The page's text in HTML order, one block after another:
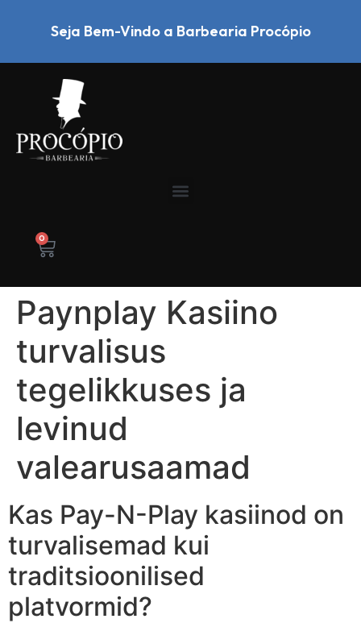
Seja Bem-Vindo a Barbearia Procópio
0
Paynplay Kasiino
turvalisus
tegelikkuses ja
levinud
valearusaamad
Kas Pay-N-Play kasiinod on
turvalisemad kui
traditsioonilised
platvormid?